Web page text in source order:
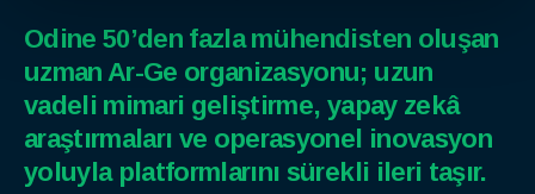
Odine 50’den fazla mühendisten oluşan
uzman Ar-Ge organizasyonu; uzun
vadeli mimari geliştirme, yapay zekâ
araştırmaları ve operasyonel inovasyon
yoluyla platformlarını sürekli ileri taşır.